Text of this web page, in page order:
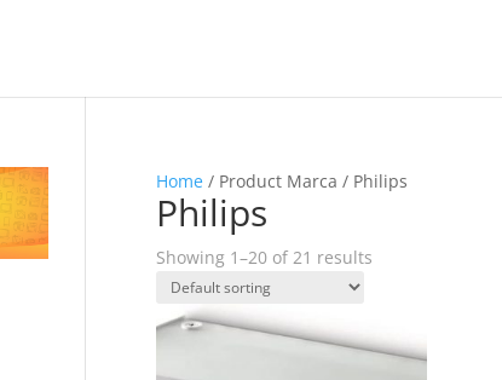
Home/ Product Marca / Philips
Philips
Showing 1–20 of 21 results